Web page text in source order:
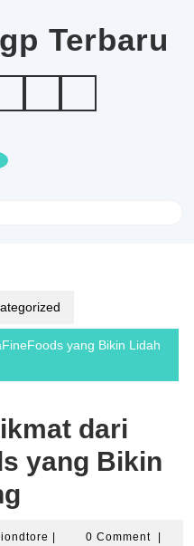
Terbaru
yang Bikin Lidah
dari
yang Bikin
Papsiondtore
0 Comment